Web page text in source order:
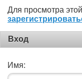
Для просмотра
Вход
Имя: